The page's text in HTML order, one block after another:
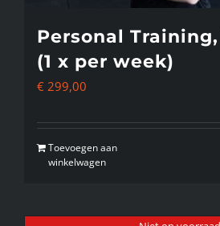
de
productpagina
Personal
(1 x per week)
€ 299,00
Toevoegen aan
winkelwagen